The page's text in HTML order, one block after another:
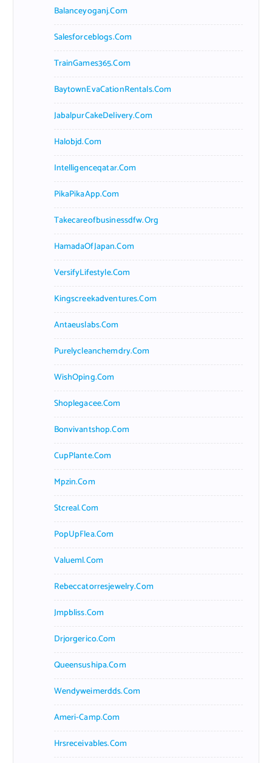
Balanceyoganj.com
Salesforceblogs.com
TrainGames365.com
BaytownEvaCationRentals.com
JabalpurCakeDelivery.com
Halobjd.com
Intelligenceqatar.com
PikaPikaApp.com
Takecareofbusinessdfw.org
HamadaOfJapan.com
VersifyLifestyle.com
Kingscreekadventures.com
Antaeuslabs.com
Purelycleanchemdry.com
WishOping.com
Shoplegacee.com
Bonvivantshop.com
CupPlante.com
Mpzin.com
Stcreal.com
PopUpFlea.com
Valueml.com
Rebeccatorresjewelry.com
Jmpbliss.com
Drjorgerico.com
Queensushipa.com
Wendyweimerdds.com
Ameri-Camp.com
Hrsreceivables.com